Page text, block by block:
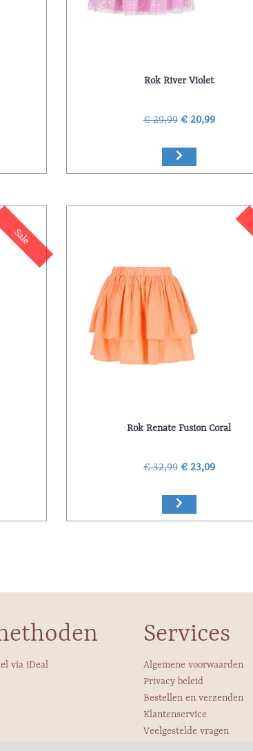
Rok River Violet
€ 29,99 € 20,99
Sale
Rok Renate Fusion Coral
€ 32,99 € 23,09
via iDeal
Services
Algemene voorwaarden
Privacy beleid
Bestellen en verzenden
Klantenservice
Veelgestelde vragen